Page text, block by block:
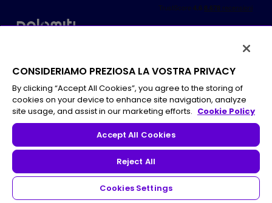
Dolomiti Energia Mercato SpA Via Fersina, 23 38123 Trento
Direzione e Coordinamento di Dolomiti Energia SpA Registro imprese
di Trento – Cod. Fisc. e P.Iva 01812630224 - Capitale Sociale i.v. €
20.440.936,00
CONSIDERIAMO PREZIOSA LA VOSTRA PRIVACY
By clicking “Accept All Cookies”, you agree to the storing of
cookies on your device to enhance site navigation, analyze
site usage, and assist in our marketing efforts. Cookie Policy
Accept All Cookies
Reject All
Cookies Settings